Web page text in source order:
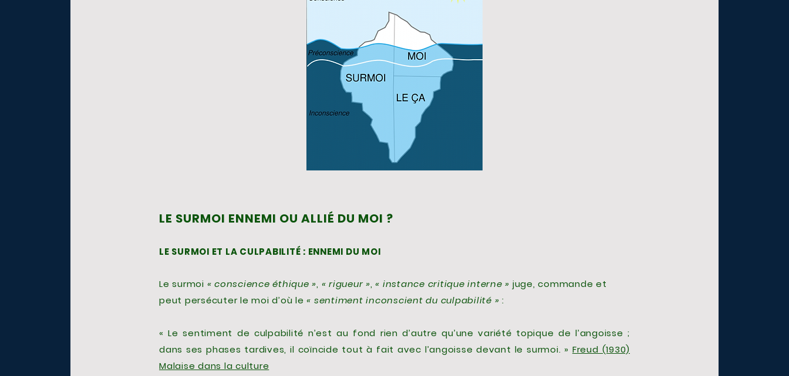
LE SURMOI ENNEMI OU ALLIÉ DU MOI ?
LE SURMOI ET LA CULPABILITÉ : ENNEMI DU MOI
Le surmoi « conscience éthique », « rigueur »,« instance critique interne » juge, commande et
peut persécuter le moi d’où le« sentiment inconscient du culpabilité » :
« Le sentiment de culpabilité n’est au fond rien d’autre qu’une variété topique de l’angoisse ;
dans ses phases tardives, il coïncide tout à fait avec l’angoisse devant le surmoi. » Freud (1930)
Malaise dans la culture